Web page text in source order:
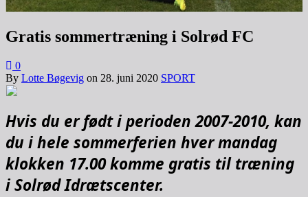
Gratis sommertræning i Solrød FC
0
By Lotte Bøgevig on 28. juni 2020 SPORT
Hvis du er født i perioden 2007-2010, kan
du i hele sommerferien hver mandag
klokken 17.00 komme gratis til træning
i Solrød Idrætscenter.